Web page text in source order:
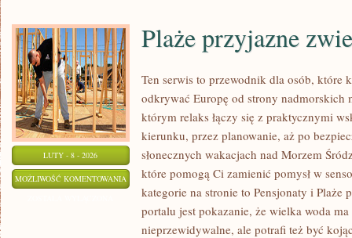
LUTY - 8 - 2026
MOŻLIWOŚĆ KOMENTOWANIA PLAŻE
PRZYJAZNE
ZWIERZAKOM
Plaże przyjazne
Ten serwis to przewodnik dla osób, które
odkrywać Europę od strony nadmorskich
którym relaks łączy się z praktycznymi
kierunku, przez planowanie, aż po
słonecznych wakacjach nad Morzem
które pomogą Ci zamienić pomysł w
kategorie na stronie to Pensjonaty i Plaże
portalu jest pokazanie, że wielka woda
nieprzewidywalne, ale potrafi też być